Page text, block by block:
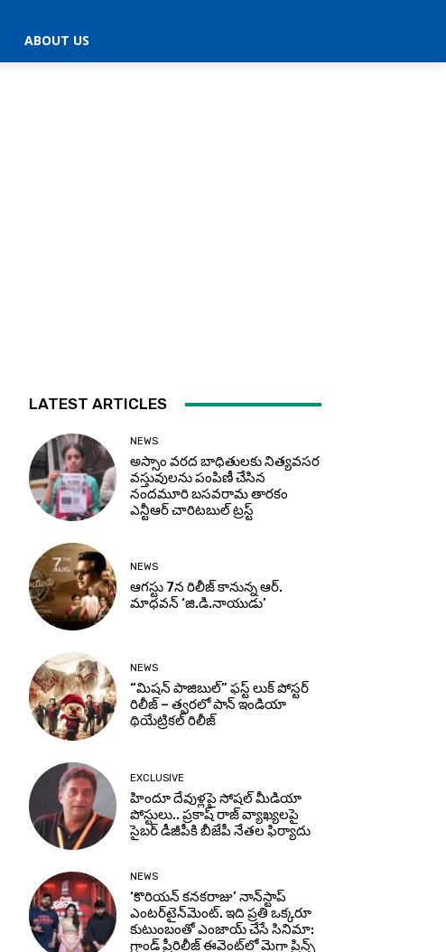
ABOUT US
LATEST ARTICLES
NEWS
అస్సాం వరద బాధితులకు నిత్యవసర
వస్తువులను పంపిణీ చేసిన
నందమూరి బసవరామ తారకం
ఎన్టీఆర్ చారిటబుల్ ట్రస్ట్
NEWS
ఆగస్టు 7న రిలీజ్ కానున్న ఆర్‌.
మాధవన్‌ ‘జి.డి.నాయుడు’
NEWS
“మిషన్ పాజిబుల్” ఫస్ట్ లుక్ పోస్టర్
రిలీజ్ – త్వరలో పాన్ ఇండియా
థియేట్రికల్ రిలీజ్
EXCLUSIVE
హిందూ దేవుళ్లపై సోషల్ మీడియా
పోస్టులు.. ప్రకాష్ రాజ్ వ్యాఖ్యలపై
సైబర్ డీజీపీకి బీజేపీ నేతల ఫిర్యాదు
NEWS
‘కొరియన్ కనకరాజు’ నాన్‌స్టాప్
ఎంటర్‌టైన్‌మెంట్. ఇది ప్రతి ఒక్కరూ
కుటుంబంతో ఎంజాయ్ చేసే సినిమా:
గ్రాండ్ ప్రీరిలీజ్ ఈవెంట్‌లో మెగా ప్రిన్స్